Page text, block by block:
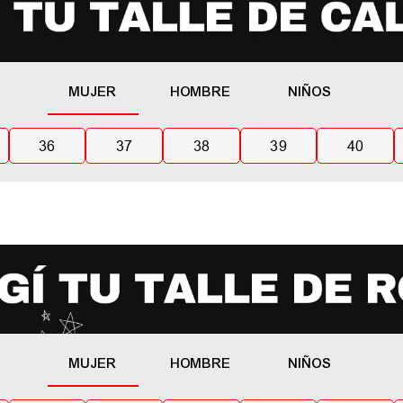
MUJER HOMBRE NIÑOS
36 37 38 39 40
MUJER HOMBRE NIÑOS